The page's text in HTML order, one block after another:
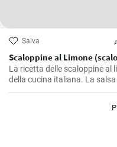
Salva
Scaloppine al Limone
La ricetta delle scaloppine al
della cucina italiana. La
e accentua il sapore della
ma che mette di buon umore